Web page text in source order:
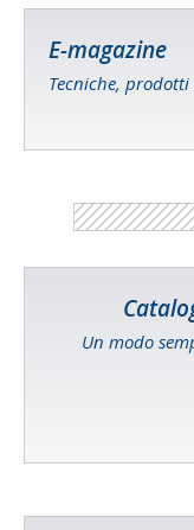
E-magazine
Tecniche,
Un modo